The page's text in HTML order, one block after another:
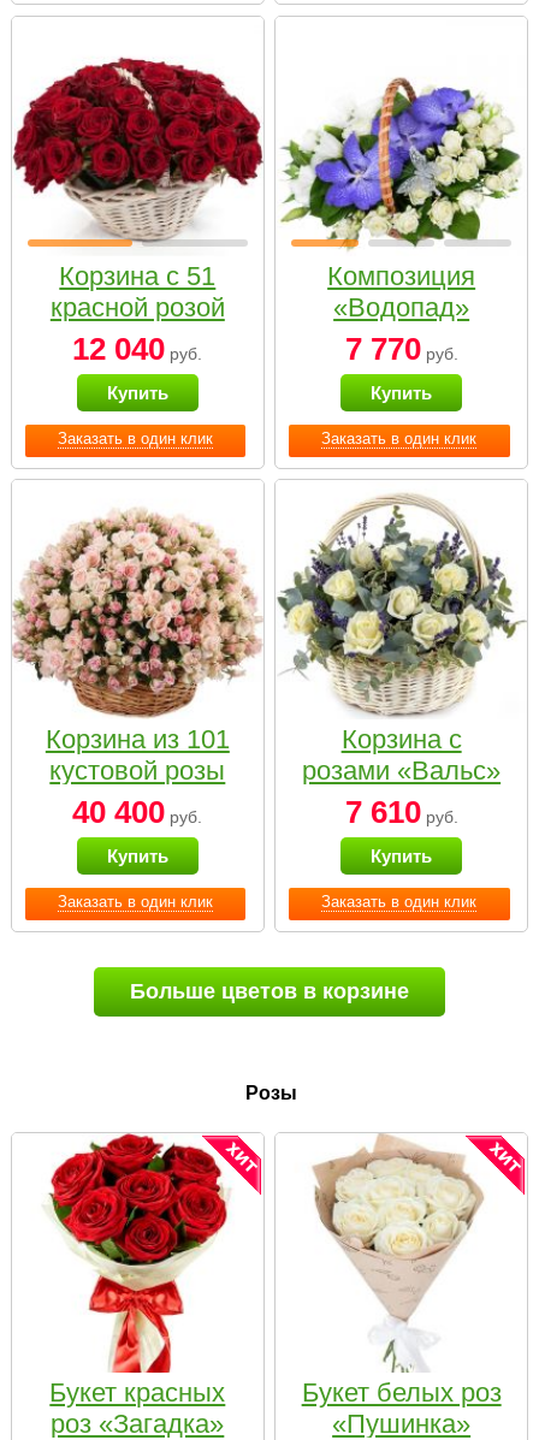
Заказать в один клик
Корзина с 51
красной розой
12 040 руб.
Купить
Заказать в один клик
Композиция
«Водопад»
7 770руб.
Купить
Заказать в один клик
Корзина из 101
кустовой розы
нежных тонов
40 400 руб.
Купить
Заказать в один клик
Корзина с
розами «Вальс»
7 610руб.
Купить
Больше цветов в корзине
Розы
Букет красных
роз «Загадка»
Букет белых роз
«Пушинка»